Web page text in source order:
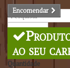
Pesquisar
Encomendar
ao seu
Quantidade